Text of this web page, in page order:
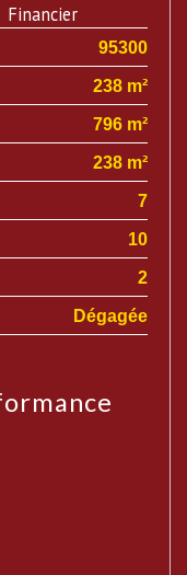
Financier
95300
238 m²
796 m²
238 m²
7
10
2
Dégagée